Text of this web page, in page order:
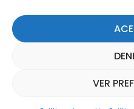
VER
Suscríbete a